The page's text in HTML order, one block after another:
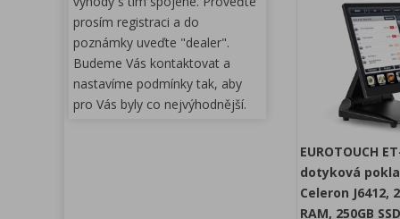
prosím registraci a do
poznámky uveďte "dealer".
Budeme Vás kontaktovat a
nastavíme podmínky tak, aby
pro Vás byly co nejvýhodnější.
EUROTOUCH
dotyková
Celeron J6412,
RAM, 250GB SSD